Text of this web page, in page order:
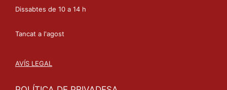
Dissabtes de 10 a 14 h
Tancat a l'agost
AVÍS LEGAL